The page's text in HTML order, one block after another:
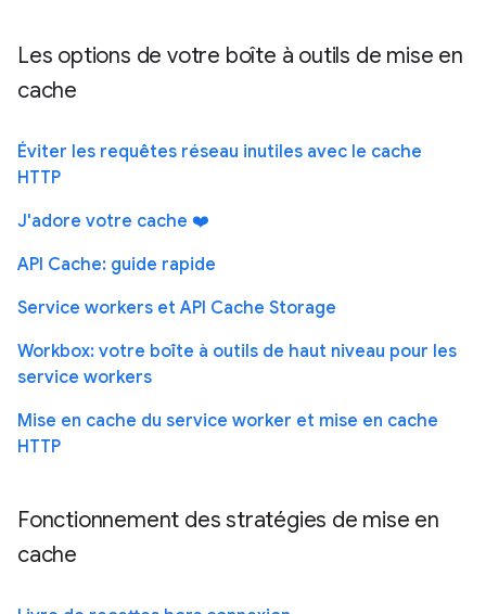
Les options de votre boîte à outils de mise en
cache
Éviter les requêtes réseau inutiles avec le cache
HTTP
J'adore votre cache ❤️
API Cache: guide rapide
Service workers et API Cache Storage
Workbox: votre boîte à outils de haut niveau pour les
service workers
Mise en cache du service worker et mise en cache
HTTP
Fonctionnement des stratégies de mise en
cache